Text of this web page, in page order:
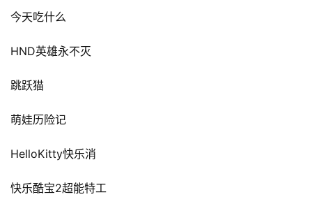
今天吃什么
HND英雄永不灭
跳跃猫
萌娃历险记
HelloKitty快乐消
快乐酷宝2超能特工